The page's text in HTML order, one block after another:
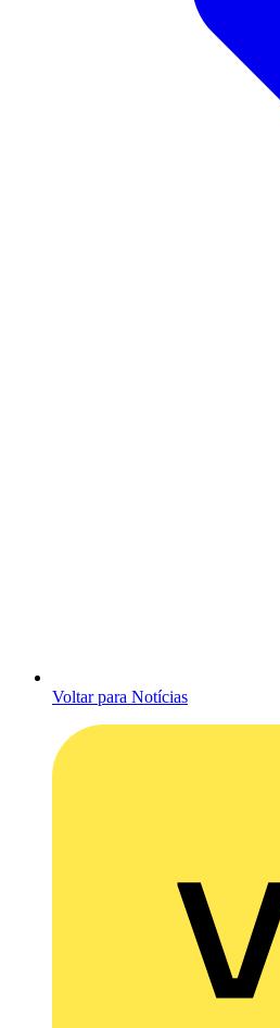
Voltar para Notícias